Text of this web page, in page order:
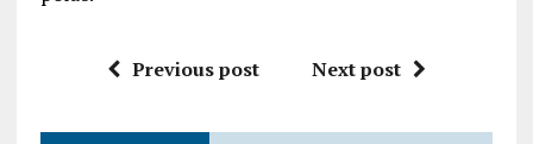
Previous post Next post